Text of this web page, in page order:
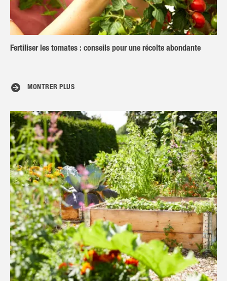
Fertiliser les tomates : conseils pour une récolte abondante
MONTRER PLUS